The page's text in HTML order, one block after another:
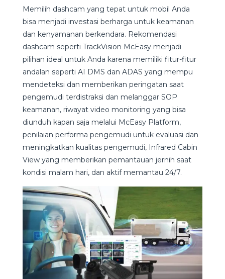
Memilih dashcam yang tepat untuk mobil Anda
bisa menjadi investasi berharga untuk keamanan
dan kenyamanan berkendara. Rekomendasi
dashcam seperti TrackVision McEasy menjadi
pilihan ideal untuk Anda karena memiliki fitur-fitur
andalan seperti AI DMS dan ADAS yang mempu
mendeteksi dan memberikan peringatan saat
pengemudi terdistraksi dan melanggar SOP
keamanan, riwayat video monitoring yang bisa
diunduh kapan saja melalui McEasy Platform,
penilaian performa pengemudi untuk evaluasi dan
meningkatkan kualitas pengemudi, Infrared Cabin
View yang memberikan pemantauan jernih saat
kondisi malam hari, dan aktif memantau 24/7.